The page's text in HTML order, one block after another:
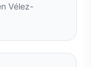
Vélez-